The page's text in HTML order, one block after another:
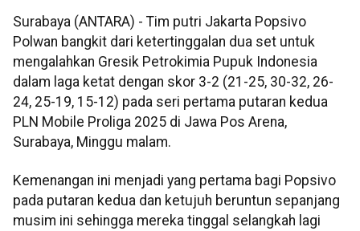
Surabaya (ANTARA) - Tim putri Jakarta Popsivo
Polwan bangkit dari ketertinggalan dua set untuk
mengalahkan Gresik Petrokimia Pupuk Indonesia
dalam laga ketat dengan skor 3-2 (21-25, 30-32, 26-
24, 25-19, 15-12) pada seri pertama putaran kedua
PLN Mobile Proliga 2025 di Jawa Pos Arena,
Surabaya, Minggu malam.
Kemenangan ini menjadi yang pertama bagi Popsivo
pada putaran kedua dan ketujuh beruntun sepanjang
musim ini sehingga mereka tinggal selangkah lagi